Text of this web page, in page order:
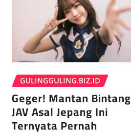
GULINGGULING.BIZ.ID
Geger! Mantan Bintang
JAV Asal Jepang Ini
Ternyata Pernah